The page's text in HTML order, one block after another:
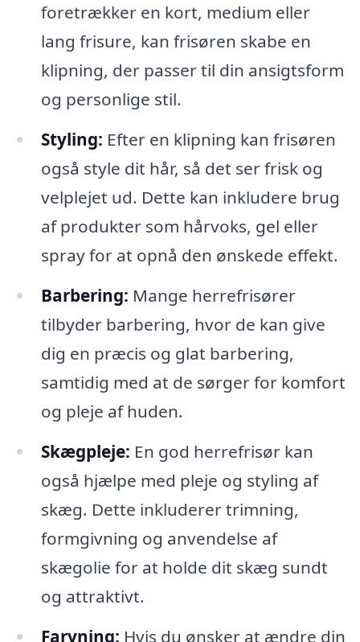
foretrækker en kort, medium eller
lang frisure, kan frisøren skabe en
klipning, der passer til din ansigtsform
og personlige stil.
Styling: Efter en klipning kan frisøren
også style dit hår, så det ser frisk og
velplejet ud. Dette kan inkludere brug
af produkter som hårvoks, gel eller
spray for at opnå den ønskede effekt.
Barbering: Mange herrefrisører
tilbyder barbering, hvor de kan give
dig en præcis og glat barbering,
samtidig med at de sørger for komfort
og pleje af huden.
Skægpleje: En god herrefrisør kan
også hjælpe med pleje og styling af
skæg. Dette inkluderer trimning,
formgivning og anvendelse af
skægolie for at holde dit skæg sundt
og attraktivt.
Farvning: Hvis du ønsker at ændre din